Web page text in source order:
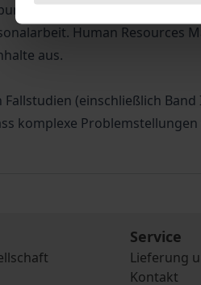
zum Human
Human Resources
aus.
Fallstudien (einschließlich
komplexe
Service
Lieferung
Kontakt